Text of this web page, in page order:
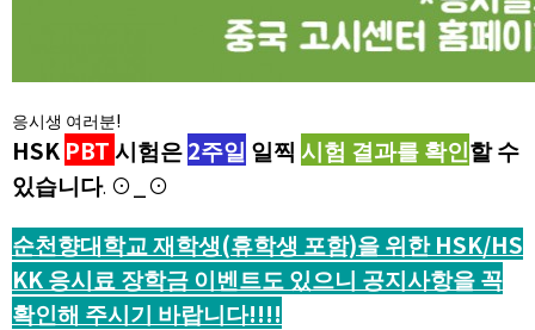
응시생 여러분!
HSK PBT시험은2주일 일찍 시험 결과를 확인할 수
있습니다. ⊙_⊙
순천향대학교 재학생(휴학생 포함)을 위한 HSK/HS
KK 응시료 장학금 이벤트도 있으니 공지사항을 꼭
확인해 주시기 바랍니다!!!!